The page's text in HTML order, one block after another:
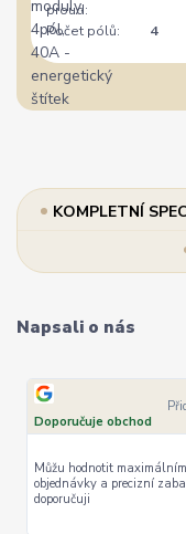
proud:
Počet pólů: 4
KOMPLETNÍ
Napsali o nás
Doporučuje obchod
Můžu hodnotit
objednávky a precizní
doporučuji